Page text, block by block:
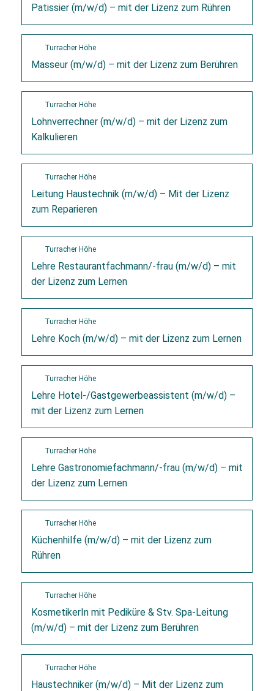
Patissier (m/w/d) – mit der Lizenz zum Rühren
Turracher Höhe
Masseur (m/w/d) – mit der Lizenz zum Berühren
Turracher Höhe
Lohnverrechner (m/w/d) – mit der Lizenz zum
Kalkulieren
Turracher Höhe
Leitung Haustechnik (m/w/d) – Mit der Lizenz
zum Reparieren
Turracher Höhe
Lehre Restaurantfachmann/-frau (m/w/d) – mit
der Lizenz zum Lernen
Turracher Höhe
Lehre Koch (m/w/d) – mit der Lizenz zum Lernen
Turracher Höhe
Lehre Hotel-/Gastgewerbeassistent (m/w/d) –
mit der Lizenz zum Lernen
Turracher Höhe
Lehre Gastronomiefachmann/-frau (m/w/d) – mit
der Lizenz zum Lernen
Turracher Höhe
Küchenhilfe (m/w/d) – mit der Lizenz zum
Rühren
Turracher Höhe
KosmetikerIn mit Pediküre & Stv. Spa-Leitung
(m/w/d) – mit der Lizenz zum Berühren
Turracher Höhe
Haustechniker (m/w/d) – Mit der Lizenz zum